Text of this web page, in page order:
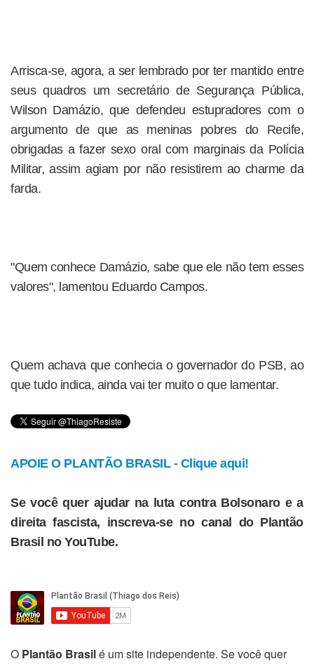
Arrisca-se, agora, a ser lembrado por ter mantido entre
seus quadros um secretário de Segurança Pública,
Wilson Damázio, que defendeu estupradores com o
argumento de que as meninas pobres do Recife,
obrigadas a fazer sexo oral com marginais da Polícia
Militar, assim agiam por não resistirem ao charme da
farda.
"Quem conhece Damázio, sabe que ele não tem esses
valores", lamentou Eduardo Campos.
Quem achava que conhecia o governador do PSB, ao
que tudo indica, ainda vai ter muito o que lamentar.
APOIE O PLANTÃO BRASIL - Clique aqui!
Se você quer ajudar na luta contra Bolsonaro e a
direita fascista, inscreva-se no canal do Plantão
Brasil no YouTube.
O Plantão Brasilé um site independente. Se você quer